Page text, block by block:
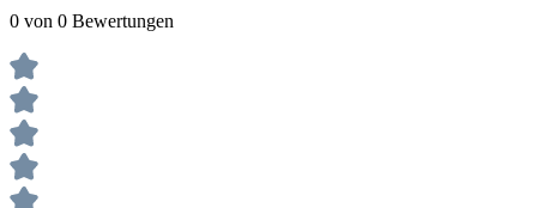
0 von 0 Bewertungen